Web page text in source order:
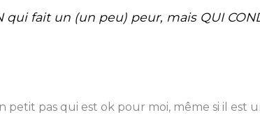
qui fait un (un peu) peur, mais QUI
petit pas qui est ok pour moi, même si il est